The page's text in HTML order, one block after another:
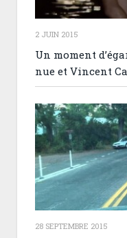
2 JUIN 2015
Un moment
nue et Vincent
28 SEPTEMBRE 2015